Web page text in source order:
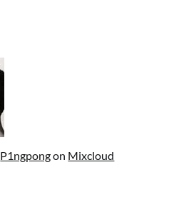
P1ngpongon Mixcloud